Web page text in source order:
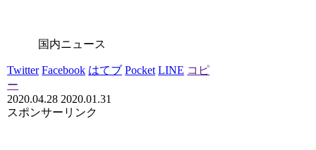
国内ニュース
Twitter Facebook はてブ Pocket LINE コピ
ー
2020.04.28 2020.01.31
スポンサーリンク